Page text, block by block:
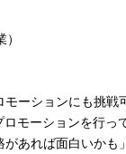
ーションにも挑
モーションを行っ
あれば面白いか